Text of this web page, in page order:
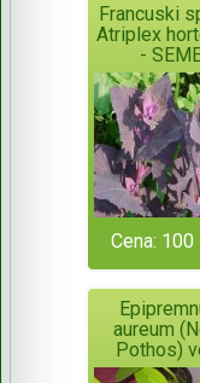
Francuski
Atriplex
-
Cena: 100
aureum
Pothos)